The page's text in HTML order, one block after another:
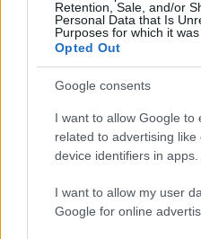
Retention, Sale, and/or
Personal Data that Is
Purposes for which it was
Opted Out
Google consents
I want to allow Google to
related to advertising
device identifiers in apps.
I want to allow my user
Google for online
Stade Toulousain
dans nos
Mélé se méfie
Bayonne
Ajouter
à vos
Dernières